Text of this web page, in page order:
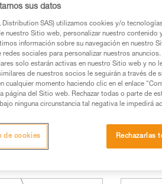
sus datos
Distribution SAS) utilizamos cookies y/o
nuestro Sitio web, personalizar nuestro contenido
información sobre su navegación en nuestro
sociales para personalizar nuestros
solo estarán activas en nuestro Sitio web y no
de nuestros socios le seguirán a través de
cualquier momento haciendo clic en el enlace
página del Sitio web. Rechazar todas o parte de
ninguna circunstancia tal negativa le impedirá
Rechazarlas
de cookies